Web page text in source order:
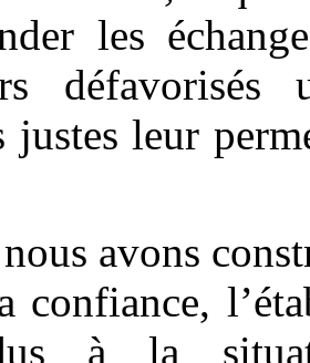
les
justes leur
avons
confiance,
à la